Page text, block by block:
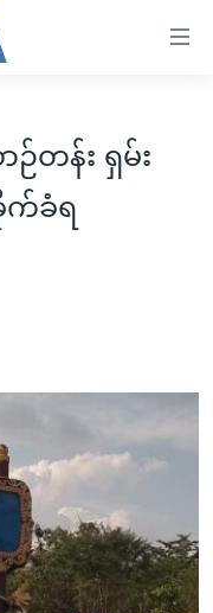
တန်း ရှမ်း
က်ခံရ